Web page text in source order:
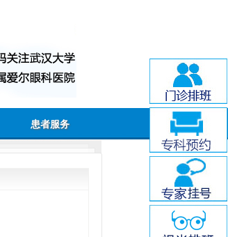
患者服务